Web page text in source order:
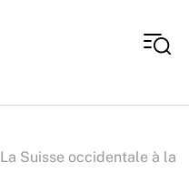
La Suisse occidentale à la